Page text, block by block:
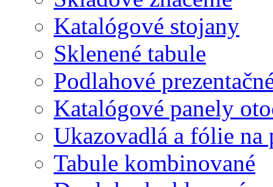
Katalógové stojany
Sklenené tabule
Podlahové
Katalógové panely
Ukazovadlá a fólie na
Tabule kombinované